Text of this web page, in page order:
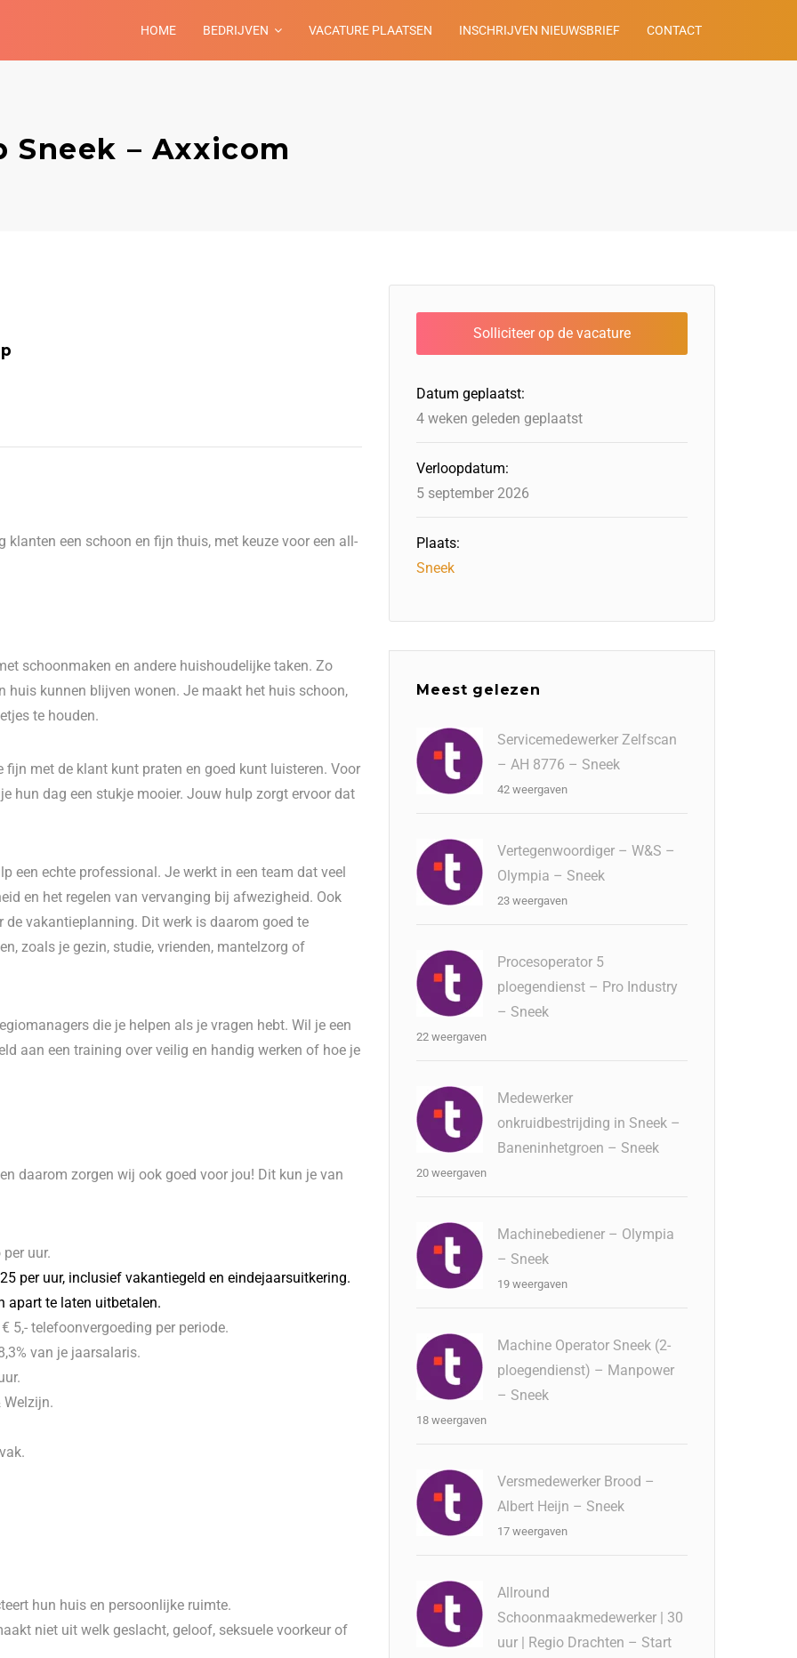
HOME BEDRIJVEN VACATURE PLAATSEN INSCHRIJVEN NIEUWSBRIEF CONTACT
– Axxicom
een schoon en fijn thuis, met keuze voor een all-
schoonmaken en andere huishoudelijke taken. Zo
kunnen blijven wonen. Je maakt het huis schoon,
te houden.
met de klant kunt praten en goed kunt luisteren. Voor
hun dag een stukje mooier. Jouw hulp zorgt ervoor dat
een echte professional. Je werkt in een team dat veel
en het regelen van vervanging bij afwezigheid. Ook
de vakantieplanning. Dit werk is daarom goed te
zoals je gezin, studie, vrienden, mantelzorg of
die je helpen als je vragen hebt. Wil je een
aan een training over veilig en handig werken of hoe je
daarom zorgen wij ook goed voor jou! Dit kun je van
uur.
per uur, inclusief vakantiegeld en eindejaarsuitkering.
apart te laten uitbetalen.
5,- telefoonvergoeding per periode.
van je jaarsalaris.
hun huis en persoonlijke ruimte.
niet uit welk geslacht, geloof, seksuele voorkeur of
Datum geplaatst:
4 weken geleden geplaatst
Verloopdatum:
5 september 2026
Plaats:
Sneek
Meest gelezen
Servicemedewerker Zelfscan
– AH 8776 – Sneek
42 weergaven
Vertegenwoordiger – W&S –
Olympia – Sneek
23 weergaven
Procesoperator 5
ploegendienst – Pro Industry
– Sneek
22 weergaven
Medewerker
onkruidbestrijding in Sneek –
Baneninhetgroen – Sneek
20 weergaven
Machinebediener – Olympia
– Sneek
19 weergaven
Machine Operator Sneek (2-
ploegendienst) – Manpower
– Sneek
18 weergaven
Versmedewerker Brood –
Albert Heijn – Sneek
17 weergaven
Allround
Schoonmaakmedewerker | 30
uur | Regio Drachten – Start